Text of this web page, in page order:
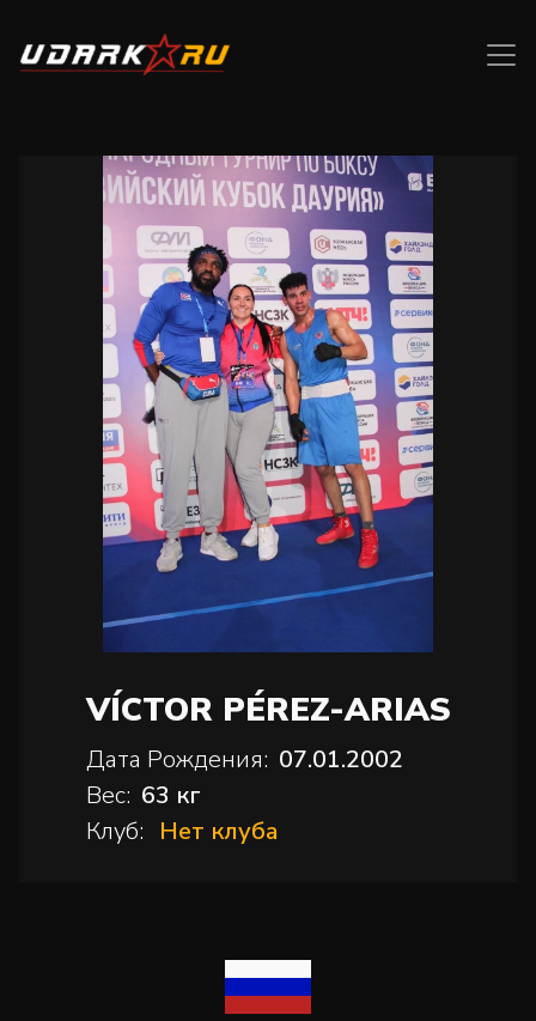
VÍCTOR PÉREZ-ARIAS
Дата Рождения: 07.01.2002
Вес: 63 кг
Клуб: Нет клуба